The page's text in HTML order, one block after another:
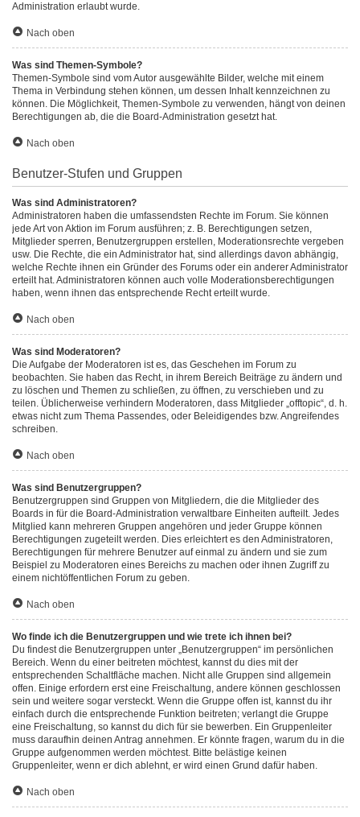
Administration erlaubt wurde.
Nach oben
Was sind Themen-Symbole?
Themen-Symbole sind vom Autor ausgewählte Bilder, welche mit einem
Thema in Verbindung stehen können, um dessen Inhalt kennzeichnen zu
können. Die Möglichkeit, Themen-Symbole zu verwenden, hängt von deinen
Berechtigungen ab, die die Board-Administration gesetzt hat.
Nach oben
Benutzer-Stufen und Gruppen
Was sind Administratoren?
Administratoren haben die umfassendsten Rechte im Forum. Sie können
jede Art von Aktion im Forum ausführen; z. B. Berechtigungen setzen,
Mitglieder sperren, Benutzergruppen erstellen, Moderationsrechte vergeben
usw. Die Rechte, die ein Administrator hat, sind allerdings davon abhängig,
welche Rechte ihnen ein Gründer des Forums oder ein anderer Administrator
erteilt hat. Administratoren können auch volle Moderationsberechtigungen
haben, wenn ihnen das entsprechende Recht erteilt wurde.
Nach oben
Was sind Moderatoren?
Die Aufgabe der Moderatoren ist es, das Geschehen im Forum zu
beobachten. Sie haben das Recht, in ihrem Bereich Beiträge zu ändern und
zu löschen und Themen zu schließen, zu öffnen, zu verschieben und zu
teilen. Üblicherweise verhindern Moderatoren, dass Mitglieder „offtopic“, d. h.
etwas nicht zum Thema Passendes, oder Beleidigendes bzw. Angreifendes
schreiben.
Nach oben
Was sind Benutzergruppen?
Benutzergruppen sind Gruppen von Mitgliedern, die die Mitglieder des
Boards in für die Board-Administration verwaltbare Einheiten aufteilt. Jedes
Mitglied kann mehreren Gruppen angehören und jeder Gruppe können
Berechtigungen zugeteilt werden. Dies erleichtert es den Administratoren,
Berechtigungen für mehrere Benutzer auf einmal zu ändern und sie zum
Beispiel zu Moderatoren eines Bereichs zu machen oder ihnen Zugriff zu
einem nichtöffentlichen Forum zu geben.
Nach oben
Wo finde ich die Benutzergruppen und wie trete ich ihnen bei?
Du findest die Benutzergruppen unter „Benutzergruppen“ im persönlichen
Bereich. Wenn du einer beitreten möchtest, kannst du dies mit der
entsprechenden Schaltfläche machen. Nicht alle Gruppen sind allgemein
offen. Einige erfordern erst eine Freischaltung, andere können geschlossen
sein und weitere sogar versteckt. Wenn die Gruppe offen ist, kannst du ihr
einfach durch die entsprechende Funktion beitreten; verlangt die Gruppe
eine Freischaltung, so kannst du dich für sie bewerben. Ein Gruppenleiter
muss daraufhin deinen Antrag annehmen. Er könnte fragen, warum du in die
Gruppe aufgenommen werden möchtest. Bitte belästige keinen
Gruppenleiter, wenn er dich ablehnt, er wird einen Grund dafür haben.
Nach oben